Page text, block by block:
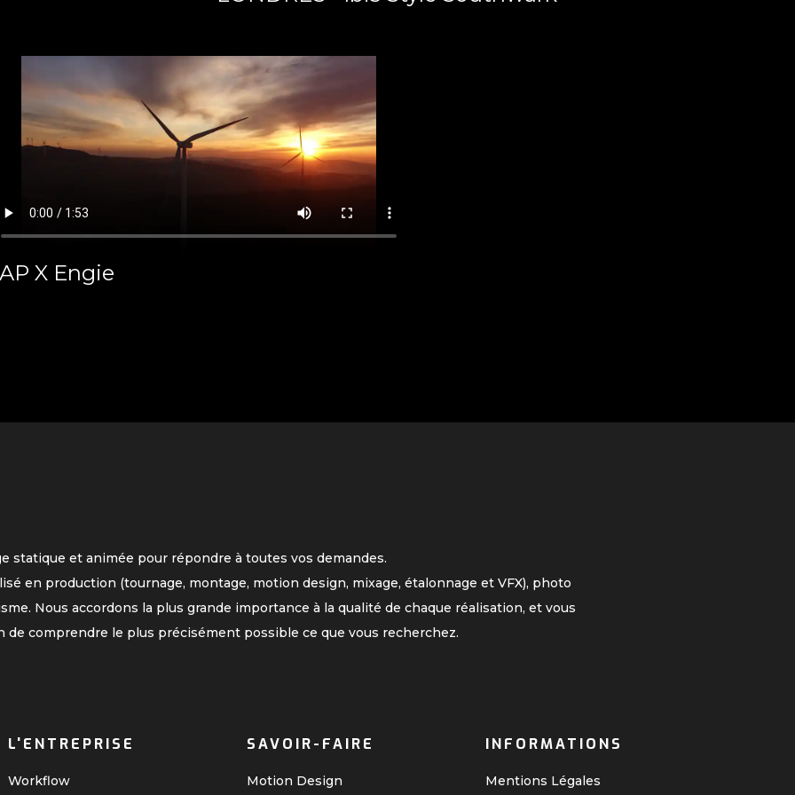
X Engie
statique et animée pour répondre à toutes vos demandes.
en production (tournage, montage, motion design, mixage, étalonnage et VFX), photo
Nous accordons la plus grande importance à la qualité de chaque réalisation, et vous
de comprendre le plus précisément possible ce que vous recherchez.
L'ENTREPRISE
Workflow
SAVOIR-FAIRE
Motion Design
INFORMATIONS
Mentions Légales